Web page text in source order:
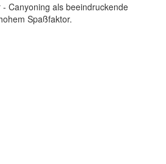
Canyoning als beeindruckende
Spaßfaktor.